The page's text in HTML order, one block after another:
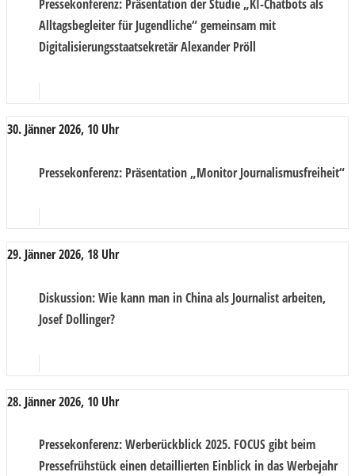
Pressekonferenz: Präsentation der Studie „KI-Chatbots als
Alltagsbegleiter für Jugendliche“ gemeinsam mit
Digitalisierungsstaatsekretär Alexander Pröll
30. Jänner 2026, 10 Uhr
Pressekonferenz: Präsentation „Monitor Journalismusfreiheit“
29. Jänner 2026, 18 Uhr
Diskussion: Wie kann man in China als Journalist arbeiten,
Josef Dollinger?
28. Jänner 2026, 10 Uhr
Pressekonferenz: Werberückblick 2025. FOCUS gibt beim
Pressefrühstück einen detaillierten Einblick in das Werbejahr